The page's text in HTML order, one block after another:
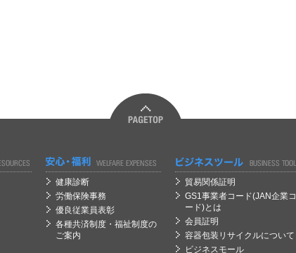
経営健康診断
労働保険事務
優良従業員表彰
各種共済制度・福祉制度の
ご案内
経営貿易関係証明
GS1事業者コード(JAN企業コ
ード)とは
会員証明
容器包装リサイクルについて
ビジネスモール